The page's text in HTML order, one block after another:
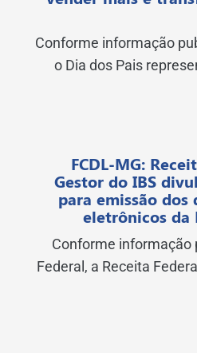
Conforme informação
o Dia dos Pais
FCDL-MG:
Gestor do IBS
para emissão
eletrônicos da
Conforme informação
Federal, a Receita